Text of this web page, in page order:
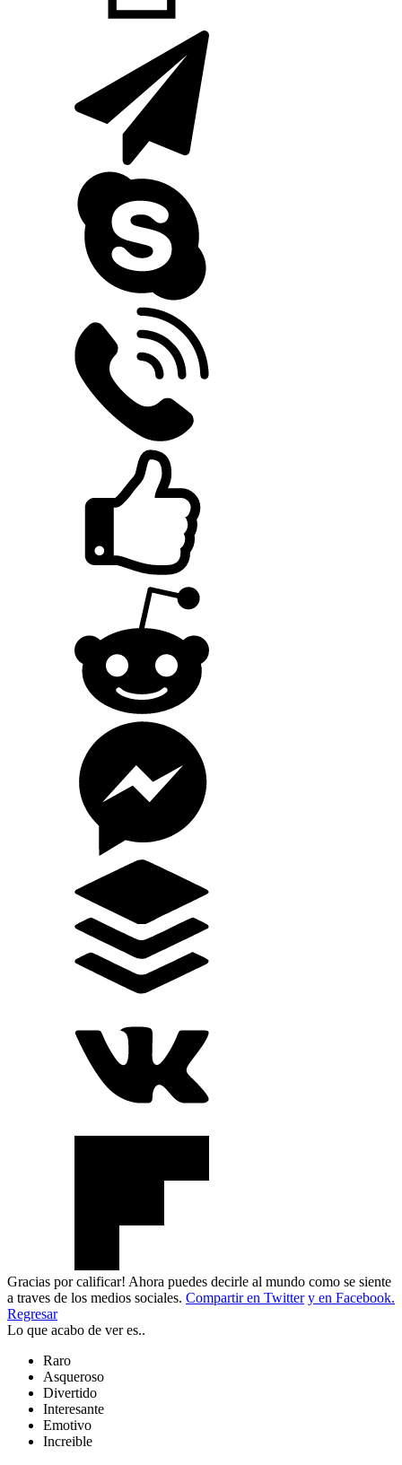
Gracias por calificar! Ahora puedes decirle al mundo como se siente
a traves de los medios sociales. Compartir en Twitter y en Facebook.
Regresar
Lo que acabo de ver es..
Raro
Asqueroso
Divertido
Interesante
Emotivo
Increible